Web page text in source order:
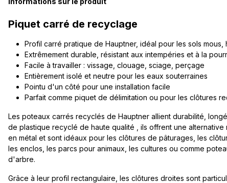
Piquet carré de recyclage
Profil carré pratique de Hauptner, idéal pour les sols mous,
Extrêmement durable, résistant aux intempéries et à la
Facile à travailler : vissage, clouage, sciage, perçage
Entièrement isolé et neutre pour les eaux souterraines
Pointu d'un côté pour une installation facile
Parfait comme piquet de délimitation ou pour les clôtures
Les poteaux carrés recyclés de Hauptner allient durabilité,
de plastique recyclé de haute qualité , ils offrent une
en métal et sont idéaux pour les clôtures de pâturages, les
les enclos, les parcs pour animaux, les cultures ou comme
d'arbre.
Grâce à leur profil rectangulaire, les clôtures droites sont